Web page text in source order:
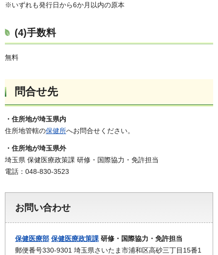
※いずれも発行日から6か月以内の原本
(4)手数料
無料
問合せ先
・住所地が埼玉県内
住所地管轄の保健所へお問合せください。
・住所地が埼玉県外
埼玉県 保健医療政策課 研修・国際協力・免許担当
電話：048-830-3523
お問い合わせ
保健医療部 保健医療政策課 研修・国際協力・免許担当
郵便番号330-9301 埼玉県さいたま市浦和区高砂三丁目15番1